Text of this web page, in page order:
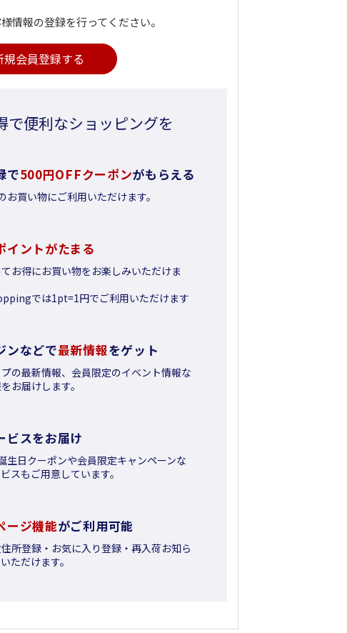
情報の登録を行ってください。
規会員登録する
で便利なショッピングを
で500円OFFクーポンがもらえる
買い物にご利用いただけます。
イントがたまる
お得にお買い物をお楽しみいただけま
では1pt=1円でご利用いただけます
ンなどで最新情報をゲット
の最新情報、会員限定のイベント情報な
お届けします。
ビスをお届け
生日クーポンや会員限定キャンペーンな
スもご用意しています。
ージ機能がご利用可能
所登録・お気に入り登録・再入荷お知ら
ただけます。